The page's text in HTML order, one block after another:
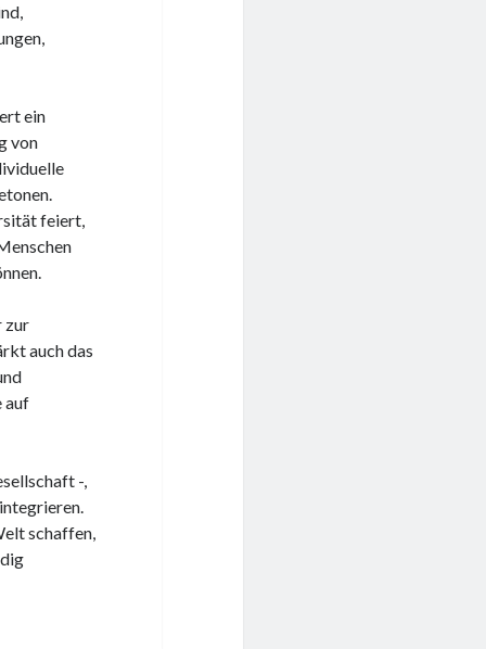
ein
von
feiert,
zur
auch das
auf
-,
schaffen,